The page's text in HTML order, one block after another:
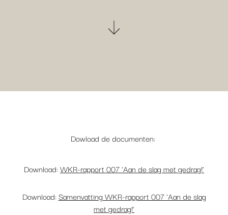
Dowload de documenten:
Download: WKR-rapport 007 'Aan de slag met gedrag!'
Download: Samenvatting WKR-rapport 007 'Aan de slag
met gedrag!'